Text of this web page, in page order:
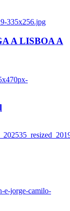
335x256.jpg
A LISBOA A
e-jorge-camilo-